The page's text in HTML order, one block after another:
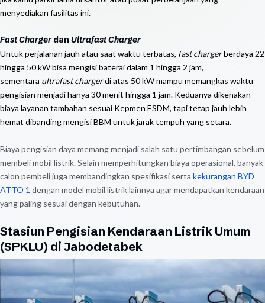
menyediakan fasilitas ini.
Fast Chargerdan Ultrafast Charger
Untuk perjalanan jauh atau saat waktu terbatas, fast chargerberdaya 22
hingga 50 kW bisa mengisi baterai dalam 1 hingga 2 jam,
sementara ultrafast chargerdi atas 50 kW mampu memangkas waktu
pengisian menjadi hanya 30 menit hingga 1 jam. Keduanya dikenakan
biaya layanan tambahan sesuai Kepmen ESDM, tapi tetap jauh lebih
hemat dibanding mengisi BBM untuk jarak tempuh yang setara.
Biaya pengisian daya memang menjadi salah satu pertimbangan sebelum
membeli mobil listrik. Selain memperhitungkan biaya operasional, banyak
calon pembeli juga membandingkan spesifikasi serta kekurangan BYD
ATTO 1 dengan model mobil listrik lainnya agar mendapatkan kendaraan
yang paling sesuai dengan kebutuhan.
Stasiun Pengisian Kendaraan Listrik Umum
(SPKLU) di Jabodetabek